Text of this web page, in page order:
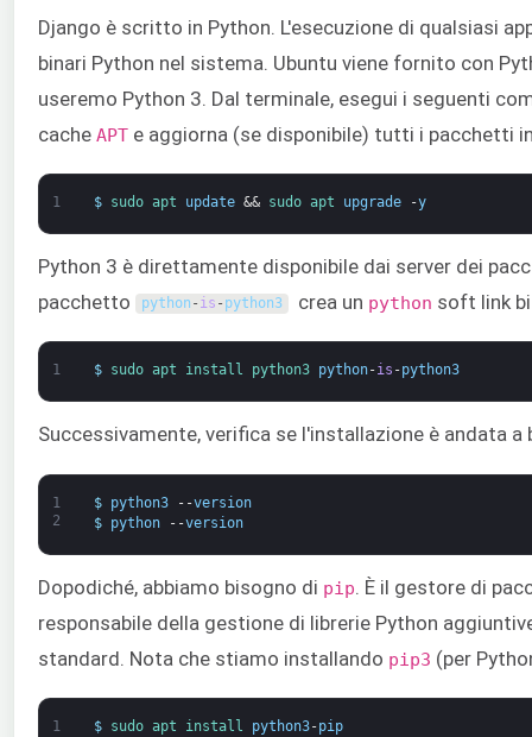
Django è scritto in Python. L'esecuzione di qualsiasi
binari Python nel sistema. Ubuntu viene fornito con
useremo Python 3. Dal terminale, esegui i seguenti
cache APT e aggiorna (se disponibile) tutti i pacchetti
1 $ sudo apt update && sudo apt upgrade -y
Python 3 è direttamente disponibile dai server dei
pacchetto
python - is - python3 crea un python soft link
1 $ sudo apt install python3 python-is -python3
Successivamente, verifica se l'installazione è andata a
1
2
$ python3 --version
$
python --version
Dopodiché, abbiamo bisogno di pip . È il gestore di
responsabile della gestione di librerie Python
standard. Nota che stiamo installando pip3 (per
1 $ sudo apt install python3-pip